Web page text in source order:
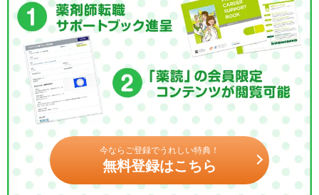
今ならご登録でうれしい特典！
無料登録はこちら